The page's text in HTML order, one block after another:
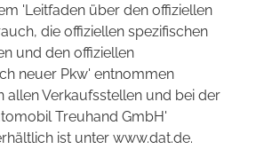
'Leitfaden über den offiziellen
die offiziellen spezifischen
und den offiziellen
neuer Pkw' entnommen
allen Verkaufsstellen und bei der
Treuhand GmbH'
ist unter www.dat.de.